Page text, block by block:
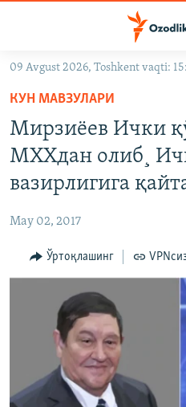
Асосий
навигацияга
ўтинг
Қидиришга
ўтинг
OZODARXIV
На русском
ИЖТИМОИЙ ТАРМОҚЛАР
Озодлик бошқа тилларда
09 Avgust 2026, Toshkent vaqti:
КУН МАВЗУЛАРИ
Мирзиёев Ички
МХХдан олиб¸
вазирлигига
May 02, 2017
Ўртоқлашинг